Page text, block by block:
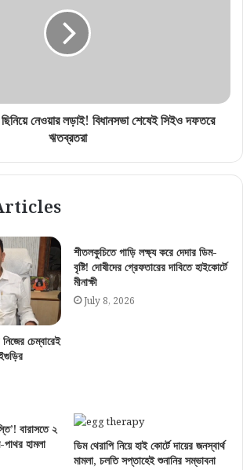
নেওয়ার লড়াই! বিধানসভা শেষেই সিইও দফতরে
ঋতব্রতরা
চেম্বারেই
শীতলকুচিতে গাড়ি লক্ষ্য করে দেদার ডিম-
বৃষ্টি! দোষীদের গ্রেফতারের দাবিতে হাইকোর্টে
মীনাক্ষী
July 8, 2026
বারাসতে ২
পাথর হামলা
ডিম থেরাপি নিয়ে হাই কোর্টে দায়ের জনস্বার্থ
মামলা, চলতি সপ্তাহেই শুনানির সম্ভাবনা